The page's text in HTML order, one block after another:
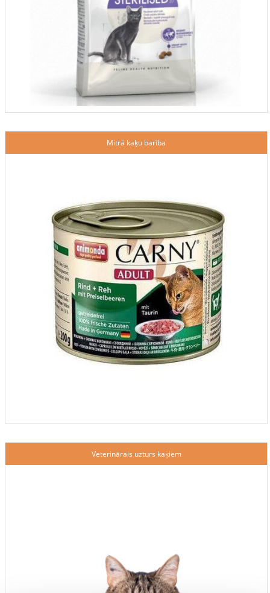
Mitrā kaķu barība
Veterinārais uzturs kaķiem